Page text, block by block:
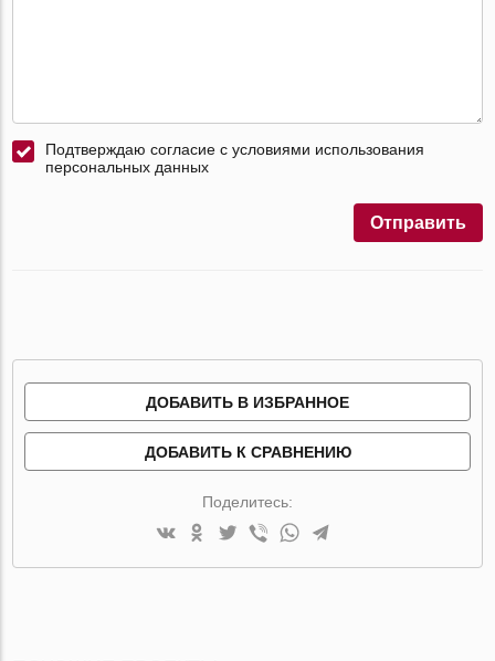
Подтверждаю согласие с условиями использования
персональных данных
Отправить
ДОБАВИТЬ В ИЗБРАННОЕ
ДОБАВИТЬ К СРАВНЕНИЮ
Поделитесь: